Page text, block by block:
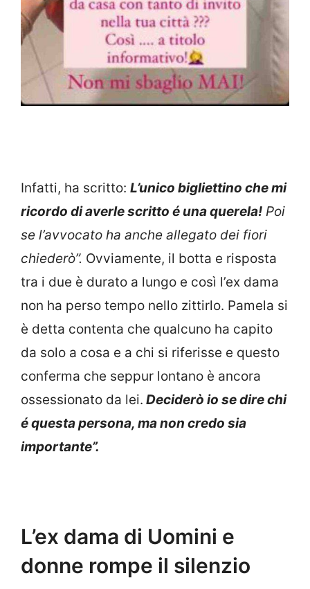
Infatti, ha scritto: L’unico bigliettino che mi
ricordo di averle scritto é una querela! Poi
se l’avvocato ha anche allegato dei fiori
chiederò”. Ovviamente, il botta e risposta
tra i due è durato a lungo e così l’ex dama
non ha perso tempo nello zittirlo. Pamela si
è detta contenta che qualcuno ha capito
da solo a cosa e a chi si riferisse e questo
conferma che seppur lontano è ancora
ossessionato da lei. Deciderò io se dire chi
é questa persona, ma non credo sia
importante”.
L’ex dama di Uomini e
donne rompe il silenzio